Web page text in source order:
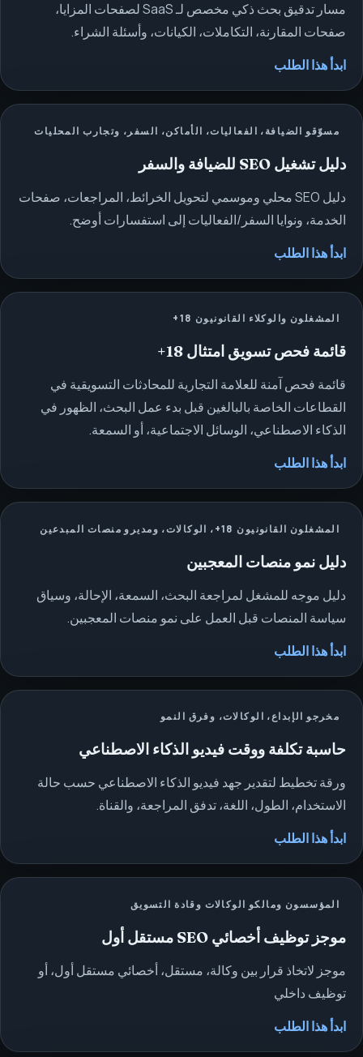
مسار تدقيق بحث ذكي مخصص لـ SaaS لصفحات المزايا،
صفحات المقارنة، التكاملات، الكيانات، وأسئلة الشراء.
ابدأ هذا الطلب
مسوّقو الضيافة، الفعاليات، الأماكن، السفر، وتجارب المحليات
دليل تشغيل SEO للضيافة والسفر
دليل SEO محلي وموسمي لتحويل الخرائط، المراجعات، صفحات
الخدمة، ونوايا السفر/الفعاليات إلى استفسارات أوضح.
ابدأ هذا الطلب
المشغلون والوكلاء القانونيون 18+
قائمة فحص تسويق امتثال 18+
قائمة فحص آمنة للعلامة التجارية للمحادثات التسويقية في
القطاعات الخاصة بالبالغين قبل بدء عمل البحث، الظهور في
الذكاء الاصطناعي، الوسائل الاجتماعية، أو السمعة.
ابدأ هذا الطلب
المشغلون القانونيون 18+، الوكالات، ومديرو منصات المبدعين
دليل نمو منصات المعجبين
دليل موجه للمشغل لمراجعة البحث، السمعة، الإحالة، وسياق
سياسة المنصات قبل العمل على نمو منصات المعجبين.
ابدأ هذا الطلب
مخرجو الإبداع، الوكالات، وفرق النمو
حاسبة تكلفة ووقت فيديو الذكاء الاصطناعي
ورقة تخطيط لتقدير جهد فيديو الذكاء الاصطناعي حسب حالة
الاستخدام، الطول، اللغة، تدفق المراجعة، والقناة.
ابدأ هذا الطلب
المؤسسون ومالكو الوكالات وقادة التسويق
موجز توظيف أخصائي SEO مستقل أول
موجز لاتخاذ قرار بين وكالة، مستقل، أخصائي مستقل أول، أو
توظيف داخلي
ابدأ هذا الطلب